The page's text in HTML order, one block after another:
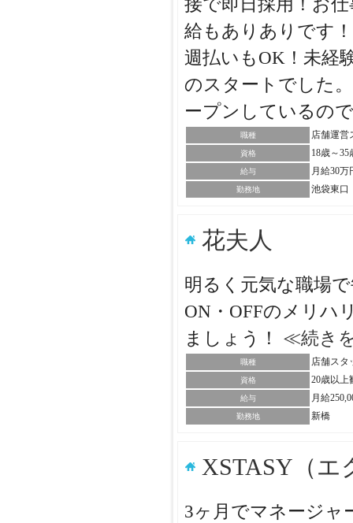
接で即日採用！お
給もありありです
週払いもOK！未経
のスタートでした
ープンしているの
職種 店舗運営
資格 18歳～
給与 月給30
勤務地 池袋東口
花夫人
明るく元気な職場
ON・OFFのメリハ
ましょう！ ≪続き
職種 店舗スタ
資格 20歳以
給与 月給
勤務地 新橋
XSTASY（エ
3ヶ月でマネージャ